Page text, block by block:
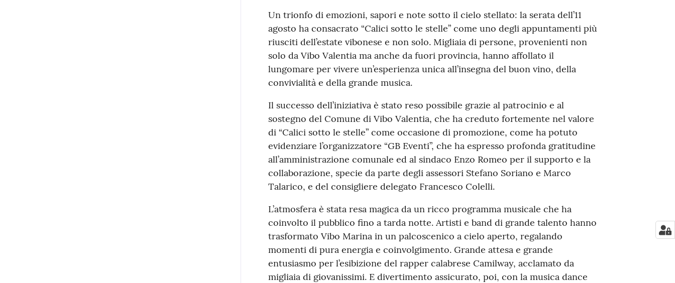
Contenuto
Un trionfo di emozioni, sapori e note sotto il cielo stellato: la serata dell’11
agosto ha consacrato “Calici sotto le stelle” come uno degli appuntamenti più
riusciti dell’estate vibonese e non solo. Migliaia di persone, provenienti non
solo da Vibo Valentia ma anche da fuori provincia, hanno affollato il
lungomare per vivere un’esperienza unica all’insegna del buon vino, della
convivialità e della grande musica.
Il successo dell’iniziativa è stato reso possibile grazie al patrocinio e al
sostegno del Comune di Vibo Valentia, che ha creduto fortemente nel valore
di “Calici sotto le stelle” come occasione di promozione, come ha potuto
evidenziare l’organizzatore “GB Eventi”, che ha espresso profonda gratitudine
all’amministrazione comunale ed al sindaco Enzo Romeo per il supporto e la
collaborazione, specie da parte degli assessori Stefano Soriano e Marco
Talarico, e del consigliere delegato Francesco Colelli.
L’atmosfera è stata resa magica da un ricco programma musicale che ha
coinvolto il pubblico fino a tarda notte. Artisti e band di grande talento hanno
trasformato Vibo Marina in un palcoscenico a cielo aperto, regalando
momenti di pura energia e coinvolgimento. Grande attesa e grande
entusiasmo per l’esibizione del rapper calabrese Camilway, acclamato da
migliaia di giovanissimi. E divertimento assicurato, poi, con la musica dance